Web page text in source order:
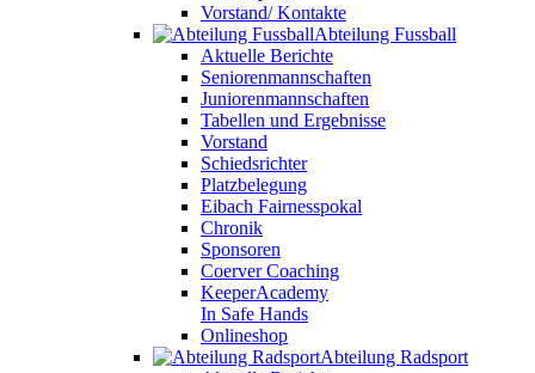
Vorstand/ Kontakte
Abteilung Fussball
Aktuelle Berichte
Seniorenmannschaften
Juniorenmannschaften
Tabellen und Ergebnisse
Vorstand
Schiedsrichter
Platzbelegung
Eibach Fairnesspokal
Chronik
Sponsoren
Coerver Coaching
KeeperAcademy
In Safe Hands
Onlineshop
Abteilung Radsport